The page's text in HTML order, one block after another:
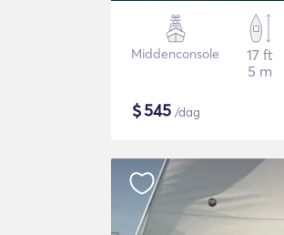
Middenconsole
17 ft
5 m
$545 /dag